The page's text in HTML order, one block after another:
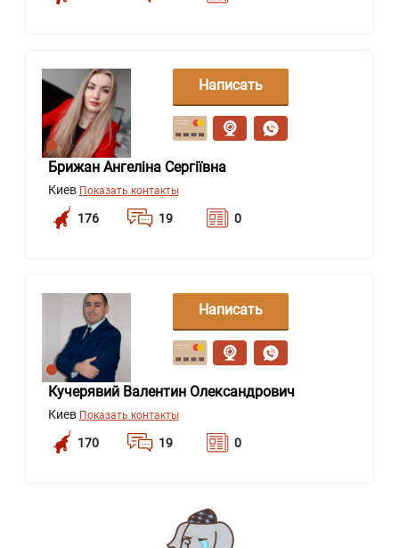
Брижан Ангеліна Сергіївна
Киев Показать контакты
176 19 0
Написать
сообщение
Кучерявий Валентин Олександрович
Киев Показать контакты
170 19 0
Написать
сообщение